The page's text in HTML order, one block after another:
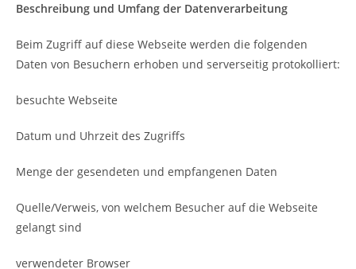
Beschreibung und Umfang der Datenverarbeitung
Beim Zugriff auf diese Webseite werden die folgenden
Daten von Besuchern erhoben und serverseitig protokolliert:
besuchte Webseite
Datum und Uhrzeit des Zugriffs
Menge der gesendeten und empfangenen Daten
Quelle/Verweis, von welchem Besucher auf die Webseite
gelangt sind
verwendeter Browser